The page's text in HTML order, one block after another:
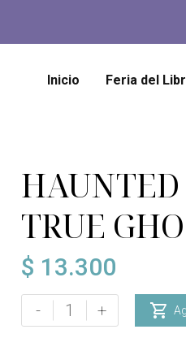
Inicio Feria del
HAUNTED
TRUE
$ 13.300
-
HAUNTED
CAMPERS,
+ 